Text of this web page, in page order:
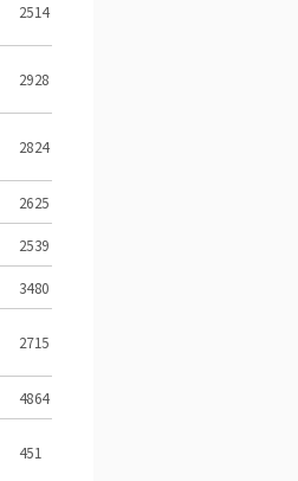
2514
2928
2824
2625
2539
3480
2715
4864
451